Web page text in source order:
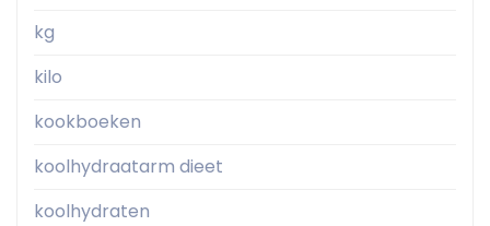
kg
kilo
kookboeken
koolhydraatarm dieet
koolhydraten